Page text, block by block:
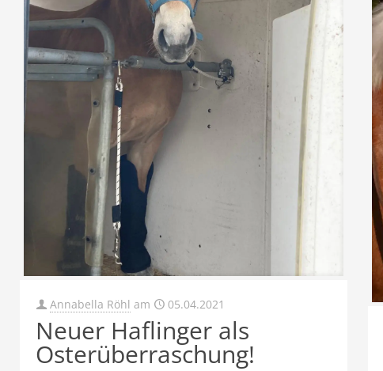
Annabella Röhl am 05.04.2021
Neuer Haflinger als
Osterüberraschung!